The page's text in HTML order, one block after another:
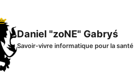
Daniel "zoNE" Gabryś
Savoir-vivre informatique pour la santé